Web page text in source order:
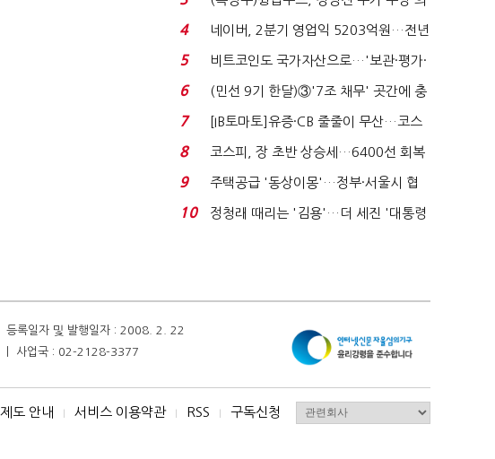
지에 상한가...
4
네이버, 2분기 영업익 5203억원…전년
비 0.2% 감소...
5
비트코인도 국가자산으로…'보관·평가·
처분' 기준은 ...
6
(민선 9기 한달)③'7조 채무' 곳간에 충
격…추미애, 20년...
7
[IB토마토]유증·CB 줄줄이 무산…코스
닥 벌점 급증에 ...
8
코스피, 장 초반 상승세…6400선 회복
시도
9
주택공급 '동상이몽'…정부·서울시 협
력 없으면 '공수표'...
10
정청래 때리는 '김용'…더 세진 '대통령
등록일자 및 발행일자 : 2008. 2. 22
ㅣ 사업국 : 02-2128-3377
도 안내 I 서비스 이용약관 I RSS I 구독신청